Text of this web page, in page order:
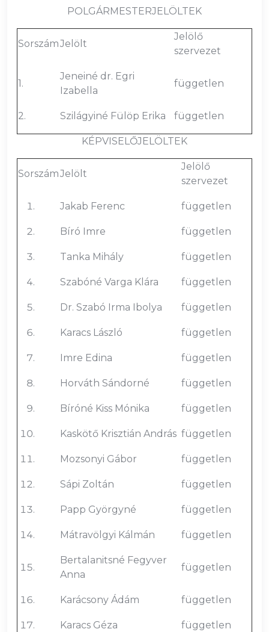
POLGÁRMESTERJELÖLTEK
SorszámJelölt
Jelölő
szervezet
1.
Jeneiné dr. Egri
Izabella
független
2. Szilágyiné Fülöp Erika független
KÉPVISELŐJELÖLTEK
SorszámJelölt
Jelölő
szervezet
Jakab Ferenc független
Bíró Imre független
Tanka Mihály független
Szabóné Varga Klára független
Dr. Szabó Irma Ibolya független
Karacs László független
Imre Edina független
Horváth Sándorné független
Bíróné Kiss Mónika független
Kaskötő Krisztián András független
Mozsonyi Gábor független
Sápi Zoltán független
Papp Györgyné független
Mátravölgyi Kálmán független
Bertalanitsné Fegyver
Anna
független
Karácsony Ádám független
Karacs Géza független